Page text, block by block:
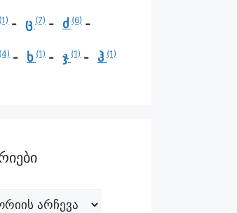
(1) ც (7) ძ (6)
(4) ხ (1) ჯ (1) ჰ (1)